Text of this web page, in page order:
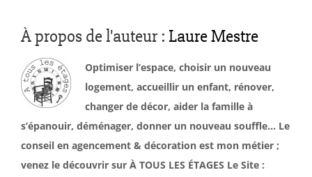
À propos de l'auteur : Laure Mestre
Optimiser l’espace, choisir un nouveau
logement, accueillir un enfant, rénover,
changer de décor, aider la famille à
s’épanouir, déménager, donner un nouveau souffle… Le
conseil en agencement & décoration est mon métier ;
venez le découvrir sur À TOUS LES ÉTAGES Le Site :